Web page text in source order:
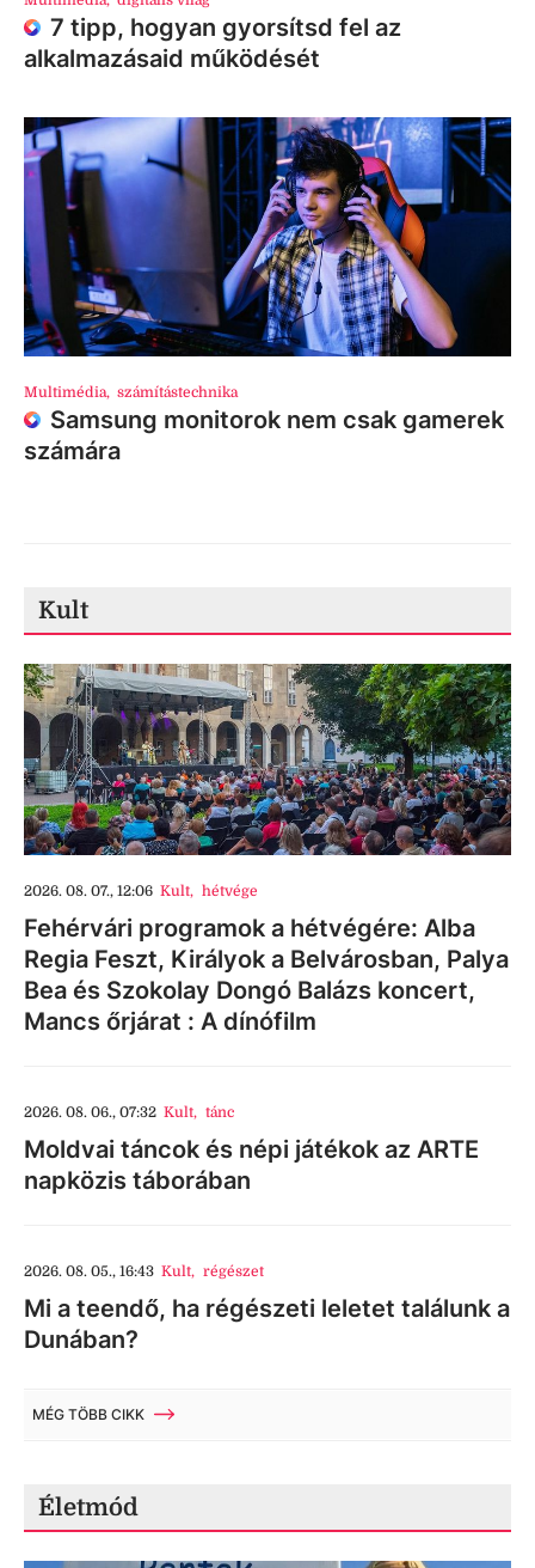
7 tipp, hogyan gyorsítsd fel az
alkalmazásaid működését
Multimédia, számítástechnika
Samsung monitorok nem csak gamerek
számára
Kult
2026. 08. 07., 12:06 Kult, hétvége
Fehérvári programok a hétvégére: Alba
Regia Feszt, Királyok a Belvárosban, Palya
Bea és Szokolay Dongó Balázs koncert,
Mancs őrjárat : A dínófilm
2026. 08. 06., 07:32 Kult, tánc
Moldvai táncok és népi játékok az ARTE
napközis táborában
2026. 08. 05., 16:43 Kult, régészet
Mi a teendő, ha régészeti leletet találunk a
Dunában?
MÉG TÖBB CIKK
Életmód